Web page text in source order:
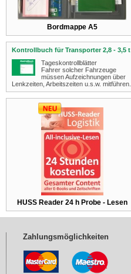
Bordmappe A5
Kontrollbuch für Transporter 2,8 - 3,5 t
Tageskontrollblätter
Fahrer solcher Fahrzeuge
müssen Aufzeichnungen über
Lenkzeiten, Arbeitszeiten u.s.w. mitführen.
HUSS Reader 24 h Probe - Lesen
Zahlungsmöglichkeiten